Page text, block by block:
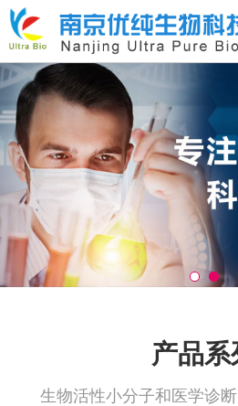
产品系
生物活性小分子和医学诊